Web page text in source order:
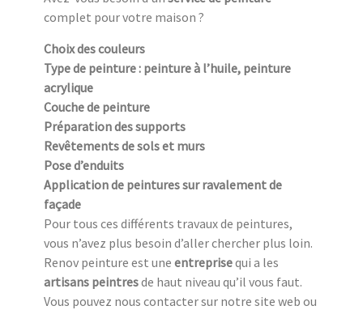
complet pour votre maison ?
Choix des couleurs
Type de peinture : peinture à l’huile, peinture
acrylique
Couche de peinture
Préparation des supports
Revêtements de sols et murs
Pose d’enduits
Application de peintures sur ravalement de
façade
Pour tous ces différents travaux de peintures,
vous n’avez plus besoin d’aller chercher plus loin.
Renov peinture est une entreprisequi a les
artisans peintresde haut niveau qu’il vous faut.
Vous pouvez nous contacter sur notre site web ou